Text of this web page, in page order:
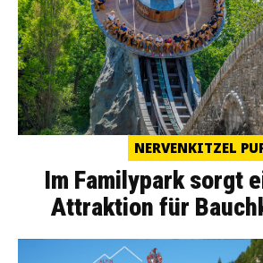
NERVENKITZEL
Im Familypark sorgt
Attraktion für